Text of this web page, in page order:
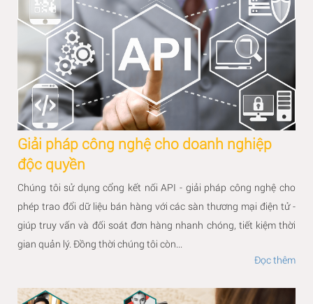
Giải pháp công nghệ cho doanh nghiệp
độc quyền
Chúng tôi sử dụng cổng kết nối API - giải pháp công nghệ cho
phép trao đổi dữ liệu bán hàng với các sàn thương mại điện tử -
giúp truy vấn và đối soát đơn hàng nhanh chóng, tiết kiệm thời
gian quản lý. Đồng thời chúng tôi còn...
Đọc thêm